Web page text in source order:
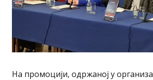
На промоцији, одржаној у